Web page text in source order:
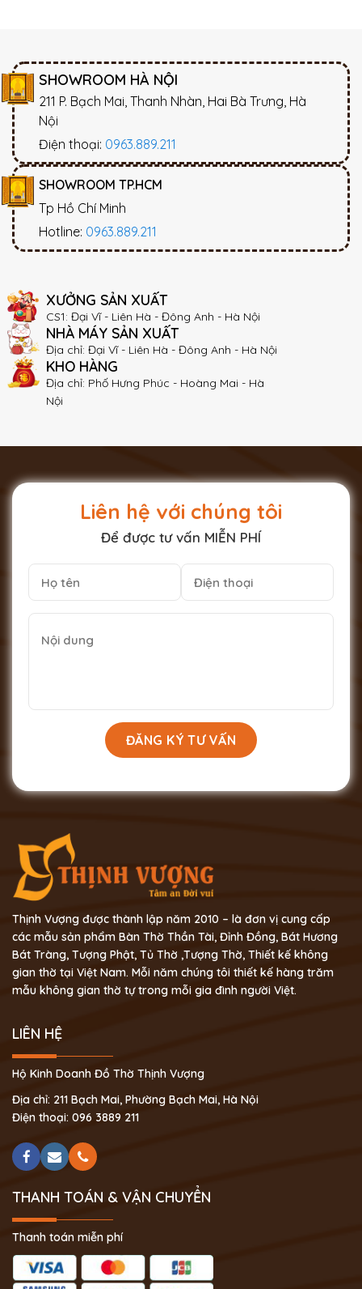
SHOWROOM HÀ NỘI
211 P. Bạch Mai, Thanh Nhàn, Hai Bà Trưng, Hà
Nội
Điện thoại: 0963.889.211
SHOWROOM TP.HCM
Tp Hồ Chí Minh
Hotline: 0963.889.211
XƯỞNG SẢN XUẤT
CS1: Đại Vĩ - Liên Hà - Đông Anh - Hà Nội
NHÀ MÁY SẢN XUẤT
Địa chỉ: Đại Vĩ - Liên Hà - Đông Anh - Hà Nội
KHO HÀNG
Địa chỉ: Phố Hưng Phúc - Hoàng Mai - Hà
Nội
Liên hệ với chúng tôi
Để được tư vấn MIỄN PHÍ
Thịnh Vượng được thành lập năm 2010 – là đơn vị cung cấp
các mẫu sản phẩm Bàn Thờ Thần Tài, Đỉnh Đồng, Bát Hương
Bát Tràng, Tượng Phật, Tủ Thờ ,Tượng Thờ, Thiết kế không
gian thờ tại Việt Nam. Mỗi năm chúng tôi thiết kế hàng trăm
mẫu không gian thờ tự trong mỗi gia đình người Việt.
LIÊN HỆ
Hộ Kinh Doanh Đồ Thờ Thịnh Vượng
Địa chỉ: 211 Bạch Mai, Phường Bạch Mai, Hà Nội
Điện thoại: 096 3889 211
THANH TOÁN & VẬN CHUYỂN
Thanh toán miễn phí